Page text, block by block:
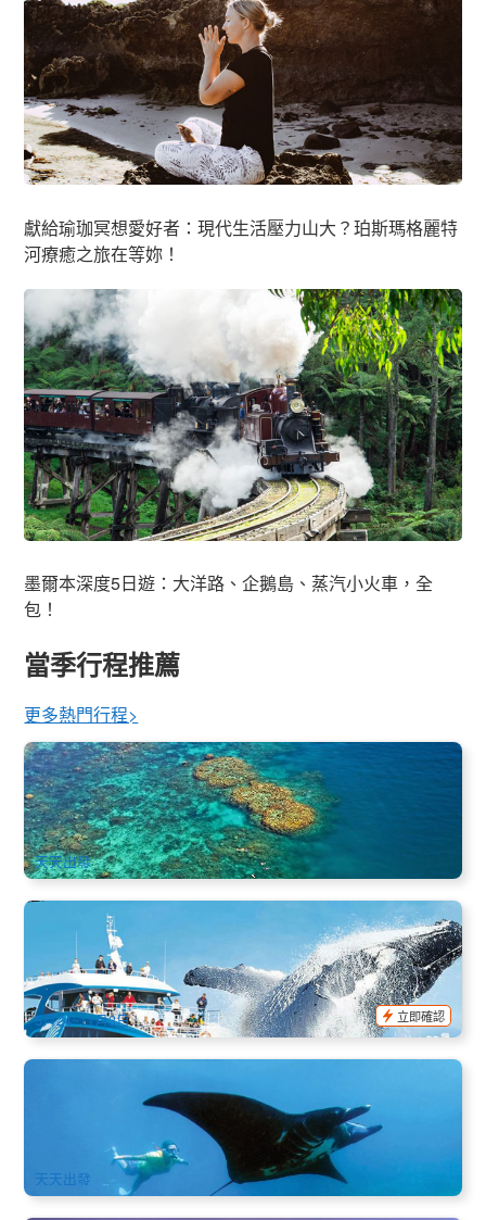
獻給瑜珈冥想愛好者：現代生活壓力山大？珀斯瑪格麗特
河療癒之旅在等妳！
墨爾本深度5日遊：大洋路、企鵝島、蒸汽小火車，全
包！
當季行程推薦
更多熱門行程>
大堡礁體驗號(Reef Experience)深度大堡礁一日遊 (免費送深
潛)
2.2k 已預訂
AUD $255.00 $280.00
天天出發
最佳季節 | 黃金海岸 海洋世界季節賞鯨船 5-11月 Sea World
Cruises Whale Watch
2.3k 已預訂
AUD $89.00 $95.00
OOL01122
5月24~11月3日
立即確認
海灘度假村(Aquarius on the Beach)
848.00 $868.00
天天出發